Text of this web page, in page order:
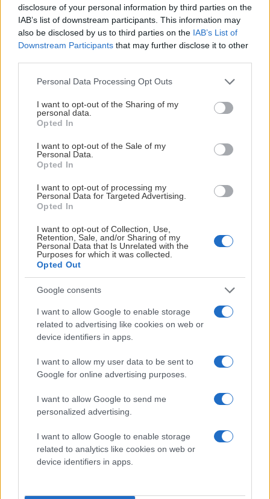
disclosure of your personal information by third parties on the
IAB’s list of downstream participants. This information may
also be disclosed by us to third parties on the IAB’s List of
Downstream Participants that may further disclose it to other
Please note that this website/app uses one or more Google
not limited to your visit or usage behaviour. You may click to
grant or deny consent to Google and its third-party tags to
use your data for below specified purposes in below Google
consent section.
Personal Data Processing Opt Outs
I want to opt-out of the Sharing of my
personal data.
Opted In
I want to opt-out of the Sale of my
Personal Data.
Opted In
I want to opt-out of processing my
Personal Data for Targeted Advertising.
Opted In
I want to opt-out of Collection, Use,
Retention, Sale, and/or Sharing of my
Personal Data that Is Unrelated with the
Purposes for which it was collected.
Opted Out
Google consents
I want to allow Google to enable storage
related to advertising like cookies on web or
device identifiers in apps.
I want to allow my user data to be sent to
Google for online advertising purposes.
I want to allow Google to send me
personalized advertising.
I want to allow Google to enable storage
related to analytics like cookies on web or
device identifiers in apps.
SÄSONGENS TEMAMATCHER ÄR SATTA
Publicerad:2026-08-06 1 min läsning
Temamatcherna för säsongen 2026/27 är satta - nu
Frölunda HC går in i en ny säsong med SHL, CHL, SDHL
presentera samtliga våra temamatcher före första
nedsläpp för att du som åskådare ska kunna planera in din